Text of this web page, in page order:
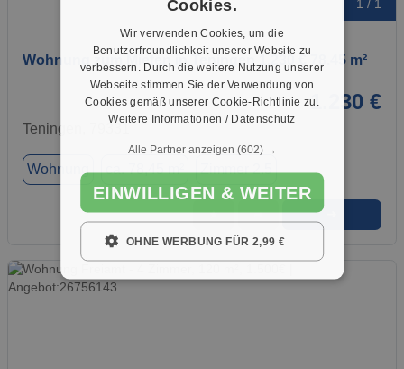
1 / 1
Wohnung zum Mieten in Teningen 1.230 € 78.45 m²
1.230 €
Teningen, 79331
Wohnung ca. 78,45 m² Zimmer 2.5
★ ➦
Cookies.
Wir verwenden Cookies, um die
Benutzerfreundlichkeit unserer Website zu
verbessern. Durch die weitere Nutzung unserer
Webseite stimmen Sie der Verwendung von
Cookies gemäß unserer Cookie-Richtlinie zu.
Weitere Informationen / Datenschutz
Alle Partner anzeigen (602) →
EINWILLIGEN & WEITER
OHNE WERBUNG FÜR 2,99 €